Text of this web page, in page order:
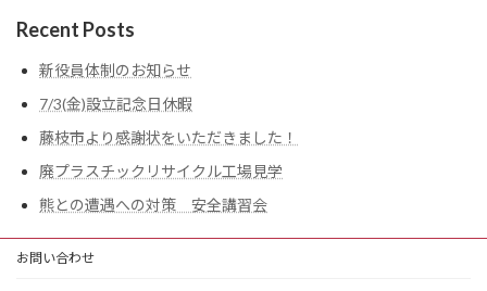
Recent Posts
新役員体制のお知らせ
7/3(金)設立記念日休暇
藤枝市より感謝状をいただきました！
廃プラスチックリサイクル工場見学
熊との遭遇への対策 安全講習会
お問い合わせ